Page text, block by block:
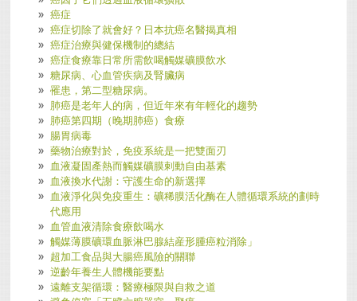
癌症
癌症切除了就會好？日本抗癌名醫揭真相
癌症治療與健保機制的總結
癌症食療靠日常所需飲喝觸媒礦膜飲水
糖尿病、心血管疾病及腎臟病
罹患，第二型糖尿病。
肺癌是老年人的病，但近年來有年輕化的趨勢
肺癌第四期（晚期肺癌）食療
腸胃病毒
藥物治療對於，免疫系統是一把雙面刃
血液凝固產熱而觸媒礦膜剌動自由基素
血液換水代謝：守護生命的新選擇
血液淨化與免疫重生：礦稀膜活化酶在人體循環系統的劃時
代應用
血管血液清除食療飲喝水
觸媒薄膜礦環血脈淋巴腺結産形腫癌粒消除」
超加工食品與大腸癌風險的關聯
逆齡年養生人體機能要點
遠離支架循環：醫療極限與自救之道